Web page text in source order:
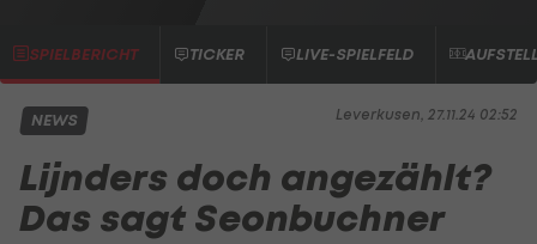
SPIELBERICHT TICKER LIVE-SPIELFELD
Leverkusen, 27.11.24 02:52
NEWS
Lijnders doch angezählt?
Das sagt Seonbuchner